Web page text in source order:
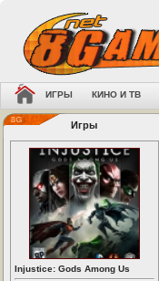
ИГРЫ КИНО И ТВ
Игры
Injustice: Gods Among Us